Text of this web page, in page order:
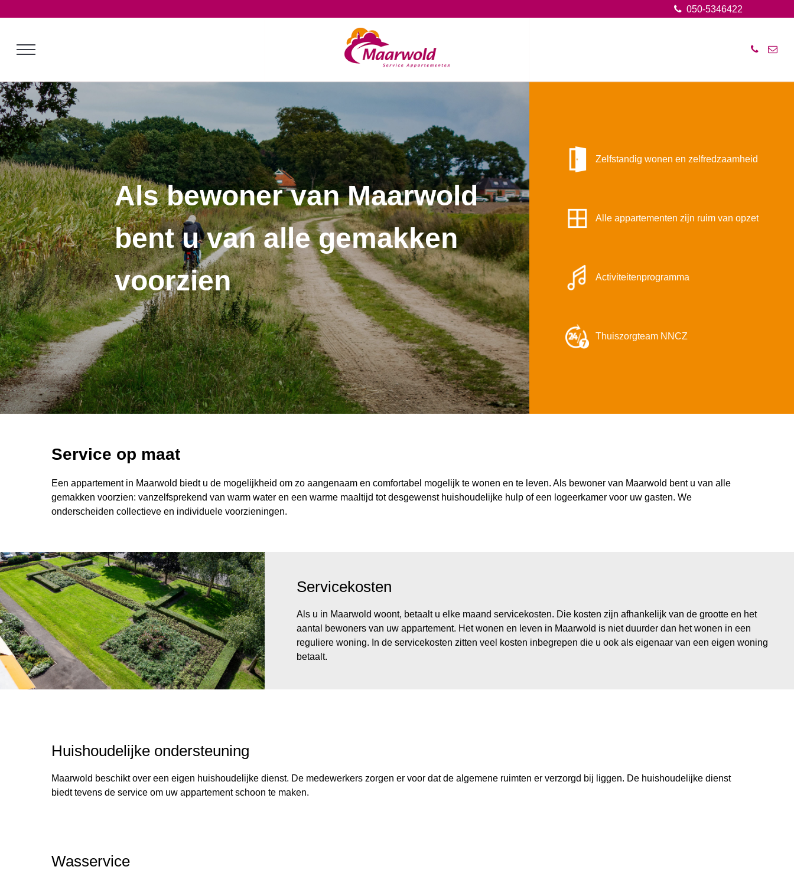
Als bewoner van Maarwold
bent u van alle gemakken
voorzien
Zelfstandig wonen en zelfredzaamheid
Alle appartementen zijn ruim van opzet
Activiteitenprogramma
Thuiszorgteam NNCZ
Service op maat
Een appartement in Maarwold biedt u de mogelijkheid om zo aangenaam en comfortabel mogelijk te wonen en te leven. Als bewoner van Maarwold bent u van alle
gemakken voorzien: vanzelfsprekend van warm water en een warme maaltijd tot desgewenst huishoudelijke hulp of een logeerkamer voor uw gasten. We
onderscheiden collectieve en individuele voorzieningen.
Servicekosten
Als u in Maarwold woont, betaalt u elke maand servicekosten. Die kosten zijn afhankelijk van de grootte en het
aantal bewoners van uw appartement. Het wonen en leven in Maarwold is niet duurder dan het wonen in een
reguliere woning. In de servicekosten zitten veel kosten inbegrepen die u ook als eigenaar van een eigen woning
betaalt.
Huishoudelijke ondersteuning
Maarwold beschikt over een eigen huishoudelijke dienst. De medewerkers zorgen er voor dat de algemene ruimten er verzorgd bij liggen. De huishoudelijke dienst
biedt tevens de service om uw appartement schoon te maken.
Wasservice
050-5346422